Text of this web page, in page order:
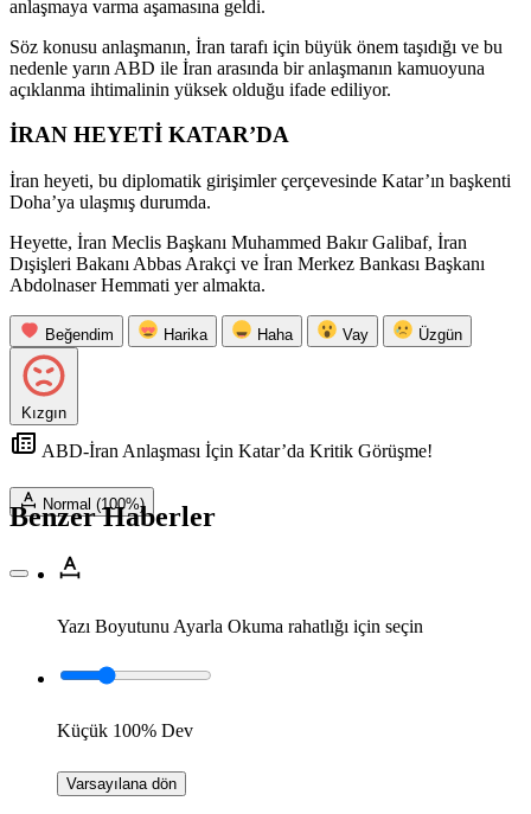
anlaşmaya varma aşamasına geldi.
Söz konusu anlaşmanın, İran tarafı için büyük önem taşıdığı ve bu
nedenle yarın ABD ile İran arasında bir anlaşmanın kamuoyuna
açıklanma ihtimalinin yüksek olduğu ifade ediliyor.
İRAN HEYETİ KATAR’DA
İran heyeti, bu diplomatik girişimler çerçevesinde Katar’ın başkenti
Doha’ya ulaşmış durumda.
Heyette, İran Meclis Başkanı Muhammed Bakır Galibaf, İran
Dışişleri Bakanı Abbas Arakçi ve İran Merkez Bankası Başkanı
Abdolnaser Hemmati yer almakta.
Beğendim Harika Haha Vay Üzgün
Kızgın
ABD-İran Anlaşması İçin Katar’da Kritik Görüşme!
Normal (100%)
Yazı Boyutunu Ayarla Okuma rahatlığı için seçin
Küçük 100% Dev
Varsayılana dön
Benzer Haberler